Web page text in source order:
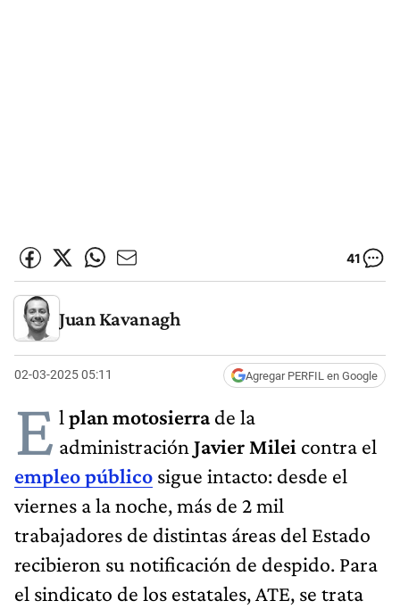
41
Juan Kavanagh
02-03-2025 05:11 Agregar PERFIL en Google
E l plan motosierrade la
administración Javier Milei contra el
empleo público sigue intacto: desde el
viernes a la noche, más de 2 mil
trabajadores de distintas áreas del Estado
recibieron su notificación de despido. Para
el sindicato de los estatales, ATE, se trata